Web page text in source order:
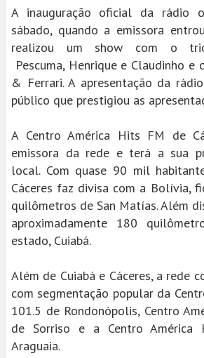
A inauguração oficial da rádio
sábado, quando a emissora
realizou um show com o trio
Pescuma, Henrique e Claudinho e
& Ferrari. A apresentação da
público que prestigiou as
A Centro América Hits FM de
emissora da rede e terá a sua
local. Com quase 90 mil
Cáceres faz divisa com a Bolívia,
quilômetros de San Matías. Além
aproximadamente 180
estado, Cuiabá.
Além de Cuiabá e Cáceres, a rede
com segmentação popular da
101.5 de Rondonópolis, Centro
de Sorriso e a Centro
Araguaia.